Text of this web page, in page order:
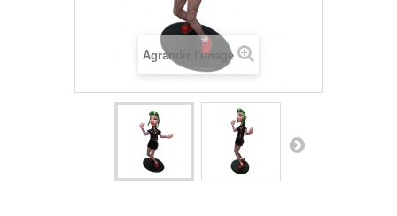
Agrandir l'image